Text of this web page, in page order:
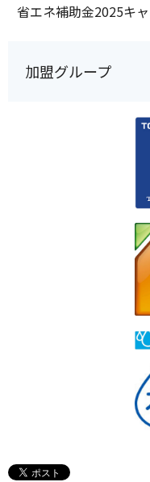
省エネ補助金2025キ
加盟グループ